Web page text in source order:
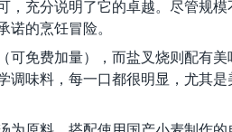
，充分说明了它的卓越。尽管规
的烹饪冒险。
可免费加量），而盐叉烧则配有
调味料，每一口都很明显，尤其